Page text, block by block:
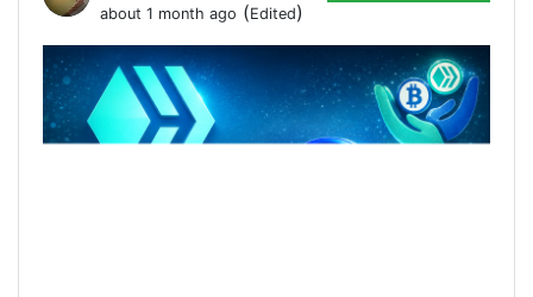
about 1 month ago (Edited)